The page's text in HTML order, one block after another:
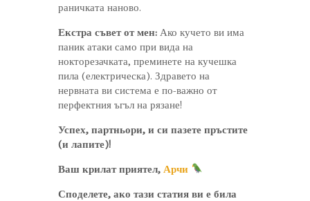
раничката наново.
Екстра съвет от мен: Ако кучето ви има
паник атаки само при вида на
нокторезачката, преминете на кучешка
пила (електрическа). Здравето на
нервната ви система е по-важно от
перфектния ъгъл на рязане!
Успех, партньори, и си пазете пръстите
(и лапите)!
Ваш крилат приятел, Арчи
Споделете, ако тази статия ви е била